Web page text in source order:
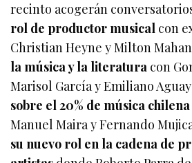
recinto acogerán
rol de productor musical con
Christian Heyne y Milton
la música y la literatura con
Marisol García y Emiliano
sobre el 20% de música
Manuel Maira y Fernando
su nuevo rol en la cadena de